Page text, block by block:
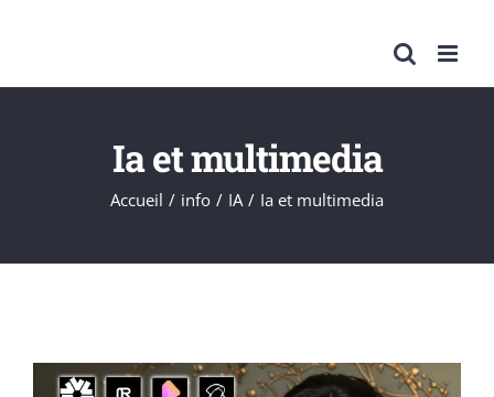
contenu
Ia et multimedia
Accueil info IA Ia et multimedia